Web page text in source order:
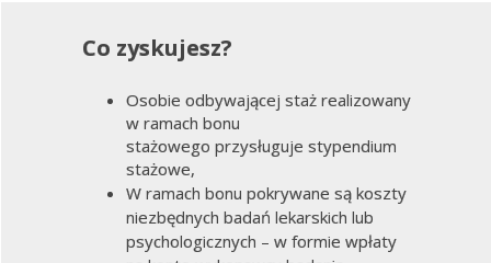
Co zyskujesz?
Osobie odbywającej staż realizowany
w ramach bonu
stażowego przysługuje stypendium
stażowe,
W ramach bonu pokrywane są koszty
niezbędnych badań lekarskich lub
psychologicznych – w formie wpłaty